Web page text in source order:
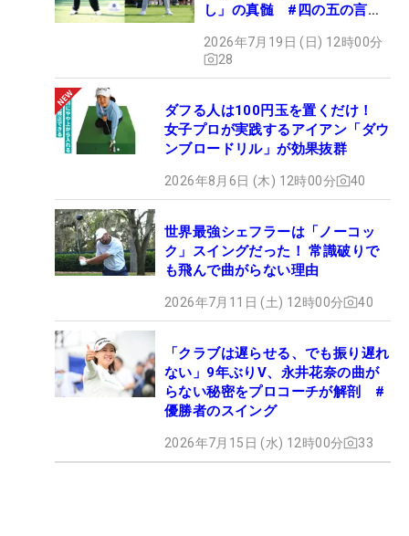
し」の真髄 #四の五の言わ
2026年7月19日 (日) 12時00分
28
ダフる人は100円玉を置くだけ！
女子プロが実践するアイアン「ダウ
ンブロードリル」が効果抜群
2026年8月6日 (木) 12時00分 40
世界最強シェフラーは「ノーコッ
ク」スイングだった！ 常識破りで
も飛んで曲がらない理由
2026年7月11日 (土) 12時00分 40
「クラブは遅らせる、でも振り遅れ
ない」9年ぶりV、永井花奈の曲が
らない秘密をプロコーチが解剖 #
優勝者のスイング
2026年7月15日 (水) 12時00分 33